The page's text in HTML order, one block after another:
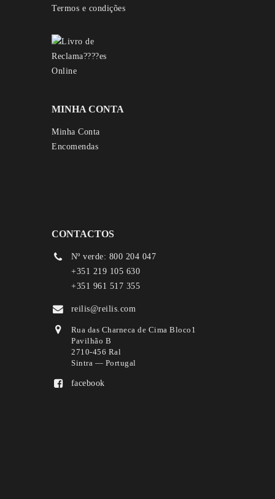
Termos e condições
MINHA CONTA
Minha Conta
Encomendas
CONTACTOS
Nº verde: 800 204 047
+351 219 105 630
+351 961 517 355
reilis@reilis.com
Rua das Charneca de Cima Bloco1
Pavilhão B
2710-456 Ral
Sintra — Portugal
facebook